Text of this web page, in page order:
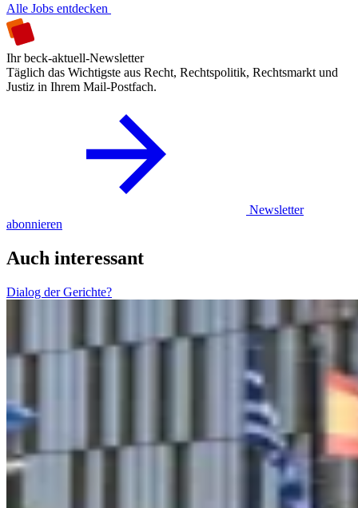
Alle Jobs entdecken
Ihr beck-aktuell-Newsletter
Täglich das Wichtigste aus Recht, Rechtspolitik, Rechtsmarkt und
Justiz in Ihrem Mail-Postfach.
Newsletter
abonnieren
Auch interessant
Dialog der Gerichte?